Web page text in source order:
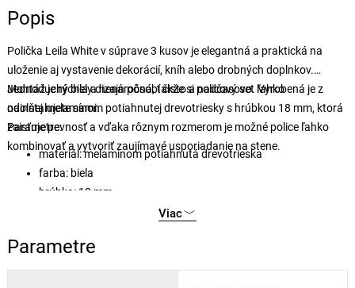
Popis
Polička Leila White v súprave 3 kusov je elegantná a praktická na
uloženie aj vystavenie dekorácií, kníh alebo drobných doplnkov.
Jednoduchý biely dizajn pôsobí čisto a nadčasovo. Vyrobená je z
odolnej melamínom potiahnutej drevotriesky s hrúbkou 18 mm, ktorá
zaisťuje pevnosť a vďaka rôznym rozmerom je možné police ľahko
kombinovať a vytvoriť zaujímavé usporiadanie na stene.
Montáž je rýchla a nenáročná, takže si policový set ľahko
nainštalujete sami.
Parametre:
materiál: melamínom potiahnutá drevotrieska
farba: biela
hrúbka: 18 mm
rozmery: 50 x 14 x 2 cm, 40 x 14 x 2 cm, 30 x 14 x 2 cm (š x h x
v balení: 3 ks
Viac
Parametre